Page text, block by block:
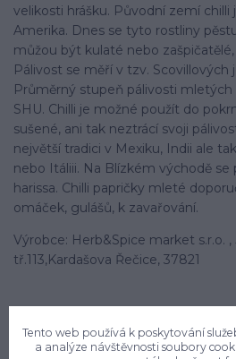
velikosti hrášku. Původní zemí chilli
Amerika. Dnes se tyto rostliny
můžou být kulaté nebo
Pálivost se měří v tzv. Scovillových
Průměrný stupeň pálivosti mletých
SHU. Chilli je možné použít do
sušené, ani tak neztrácí svoji
největší tradici v Mexiku, Indii ale
nebo Itáliii. Na Blízkém východě se
harissa. Chilli papričky mleté
omáček, gulášů, k zavařování.
Výrobce: Herb&Spice market s.r.o. ,
tř.113,Kardašova Řečice, 37821
Tento web používá k poskytování
a analýze návštěvnosti soubory